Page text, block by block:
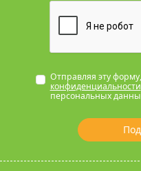
Отправляя эту
конфиденциальности
персональных